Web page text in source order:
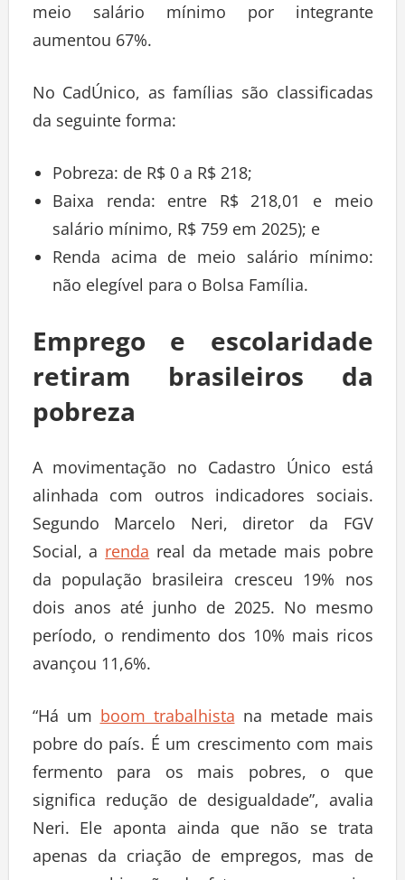
meio salário mínimo por integrante
aumentou 67%.
No CadÚnico, as famílias são classificadas
da seguinte forma:
Pobreza: de R$ 0 a R$ 218;
Baixa renda: entre R$ 218,01 e meio
salário mínimo, R$ 759 em 2025); e
Renda acima de meio salário mínimo:
não elegível para o Bolsa Família.
Emprego e escolaridade
retiram brasileiros da
pobreza
A movimentação no Cadastro Único está
alinhada com outros indicadores sociais.
Segundo Marcelo Neri, diretor da FGV
Social, arendareal da metade mais pobre
da população brasileira cresceu 19% nos
dois anos até junho de 2025. No mesmo
período, o rendimento dos 10% mais ricos
avançou 11,6%.
“Há umboom trabalhistana metade mais
pobre do país. É um crescimento com mais
fermento para os mais pobres, o que
significa redução de desigualdade”, avalia
Neri. Ele aponta ainda que não se trata
apenas da criação de empregos, mas de